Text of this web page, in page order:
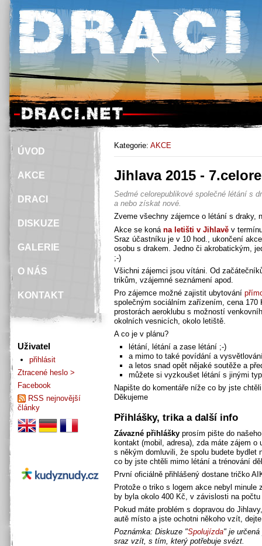
Kategorie: AKCE
Jihlava 2015 -
Sedmé celorepublikové společné létání s
a nebo získat nové.
Zveme všechny zájemce o létání s draky,
Akce se koná na letišti v Jihlavě v
Sraz účastníku je v 10 hod., ukončení
osobu s drakem. Jedno či akrobatickým,
;-)
Všichni zájemci jsou vítáni. Od
trikům, vzájemné seznámení apod.
Pro zájemce možné zajistit ubytování
společným sociálním zařízením, cena
prostorách aeroklubu s možností
okolních vesnicích, okolo letiště.
A co je v plánu?
létání, létání a zase létání ;-)
a mimo to také povídání a
a letos snad opět nějaké soutěže a
můžete si vyzkoušet létání s jinými
Napište do komentáře níže co by jste
Děkujeme
Přihlášky, trika a další info
Závazné přihlášky prosím pište do
kontakt (mobil, adresa), zda máte zájem
s někým domluvili, že spolu budete bydlet
co by jste chtěli mimo létání a trénování
První oficiálně přihlášený dostane tričko
Protože o triko s logem akce nebyl
by byla okolo 400 Kč, v závislosti na
Pokud máte problém s dopravou do
autě místo a jste ochotni někoho vzít,
Poznámka: Diskuze "Spolujízda" je
sraz vzít, s tím, který potřebuje svézt.
ÚVOD
AKCE
DRACI
DISKUZE
GALERIE
O NÁS
KONTAKT
Uživatel
přihlásit
Ztracené heslo >
Facebook
RSS nejnovější
články